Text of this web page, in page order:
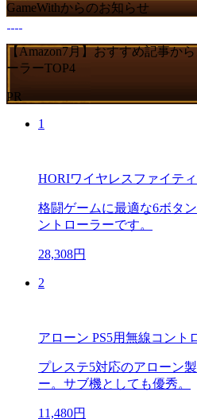
GameWithからのお知らせ
【Amazon7月】おすすめ記事か
ーラーTOP4
PR
1
HORIワイヤレスファイテ
格闘ゲームに最適な6ボタ
ントローラーです。
28,308円
2
アローン PS5用無線コント
プレステ5対応のアローン
ー。サブ機としても優秀。
11,480円